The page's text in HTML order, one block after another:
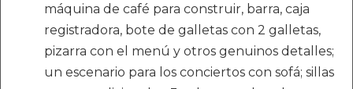
máquina de café para construir, barra, caja
registradora, bote de galletas con 2 galletas,
pizarra con el menú y otros genuinos detalles;
un escenario para los conciertos con sofá; sillas